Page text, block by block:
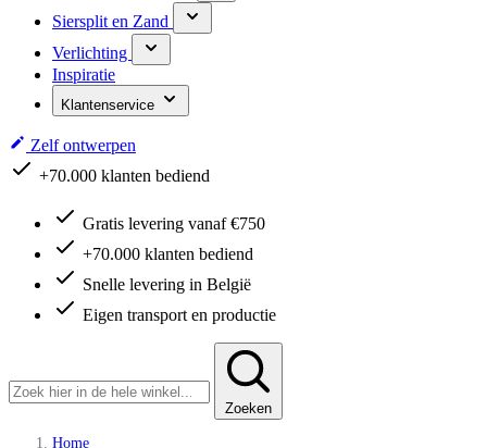
Siersplit en Zand
Verlichting
Inspiratie
Klantenservice
Zelf ontwerpen
+70.000 klanten bediend
Gratis levering vanaf €750
+70.000 klanten bediend
Snelle levering in België
Eigen transport en productie
Zoeken
Home